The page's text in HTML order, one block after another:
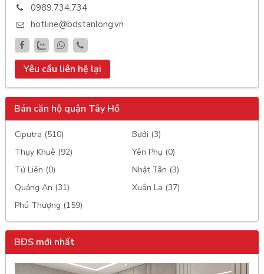
0989.734.734
hotline@bdstanlong.vn
Yêu cầu liên hệ lại
Bán căn hộ quận Tây Hồ
Ciputra (510)
Bưởi (3)
Thụy Khuê (92)
Yên Phụ (0)
Tứ Liên (0)
Nhật Tân (3)
Quảng An (31)
Xuân La (37)
Phú Thượng (159)
BĐS mới nhất